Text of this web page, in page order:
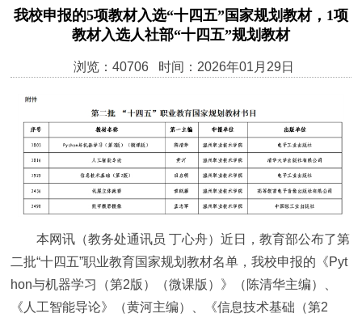
我校申报的5项教材入选“十四五”国家规划教材，1项
教材入选人社部“十四五”规划教材
浏览：40706 时间：2026年01月29日
本网讯（教务处通讯员 丁心舟）近日，教育部公布了第
二批“十四五”职业教育国家规划教材名单，我校申报的《Pyt
hon与机器学习（第2版）（微课版）》（陈清华主编）、
《人工智能导论》（黄河主编）、《信息技术基础（第2